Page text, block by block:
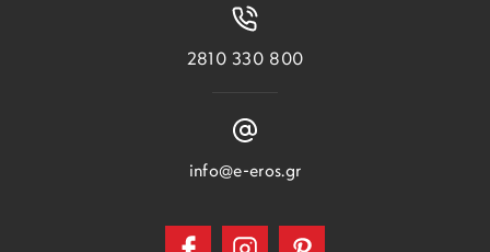
2810 330 800
info@e-eros.gr